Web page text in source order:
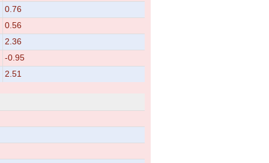
0.76
0.56
2.36
-0.95
2.51